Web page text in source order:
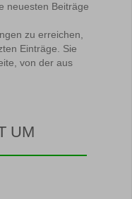
neuesten Beiträge
zu erreichen,
Einträge. Sie
von der aus
UM